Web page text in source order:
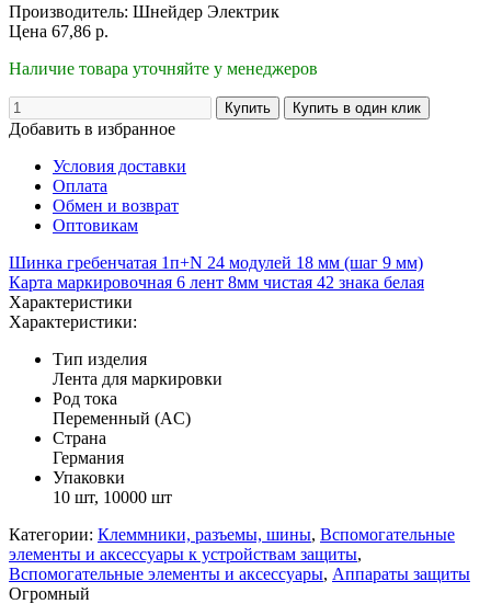
Производитель: Шнейдер Электрик
Цена 67,86 р.
Наличие товара уточняйте у менеджеров
Добавить в избранное
Условия доставки
Оплата
Обмен и возврат
Оптовикам
Шинка гребенчатая 1п+N 24 модулей 18 мм (шаг 9 мм)
Карта маркировочная 6 лент 8мм чистая 42 знака белая
Характеристики
Характеристики:
Тип изделия
Лента для маркировки
Род тока
Переменный (AC)
Страна
Германия
Упаковки
10 шт, 10000 шт
Категории: Клеммники, разъемы, шины, Вспомогательные
элементы и аксессуары к устройствам защиты,
Вспомогательные элементы и аксессуары, Аппараты защиты
Огромный